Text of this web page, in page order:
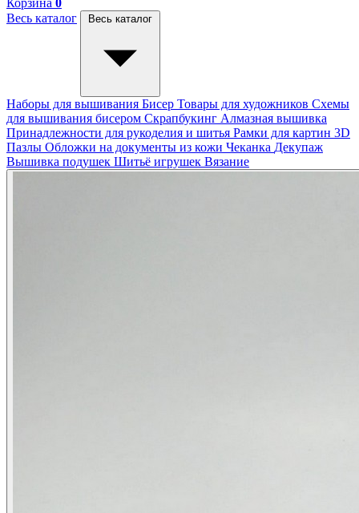
Корзина 0
Весь каталог
Весь каталог
Наборы для вышивания Бисер Товары для художников Схемы
для вышивания бисером Скрапбукинг Алмазная вышивка
Принадлежности для рукоделия и шитья Рамки для картин 3D
Пазлы Обложки на документы из кожи Чеканка Декупаж
Вышивка подушек Шитьё игрушек Вязание